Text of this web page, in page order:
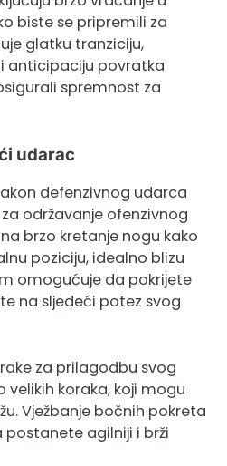
biste se pripremili za
glatku tranziciju,
anticipaciju povratka
spremnost za
udarac
defenzivnog udarca
održavanje ofenzivnog
brzo kretanje nogu kako
poziciju, idealno blizu
omogućuje da pokrijete
na sljedeći potez svog
za prilagodbu svog
koraka, koji mogu
Vježbanje bočnih pokreta
agilniji i brži